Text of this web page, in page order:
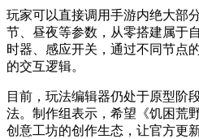
玩家可以直接调用手游内绝大部
节、昼夜等参数，从零搭建属于
时器、感应开关，通过不同节点
的交互逻辑。
目前，玩法编辑器仍处于原型阶
法。制作组表示，希望《饥困荒
创意工坊的创作生态，让官方更